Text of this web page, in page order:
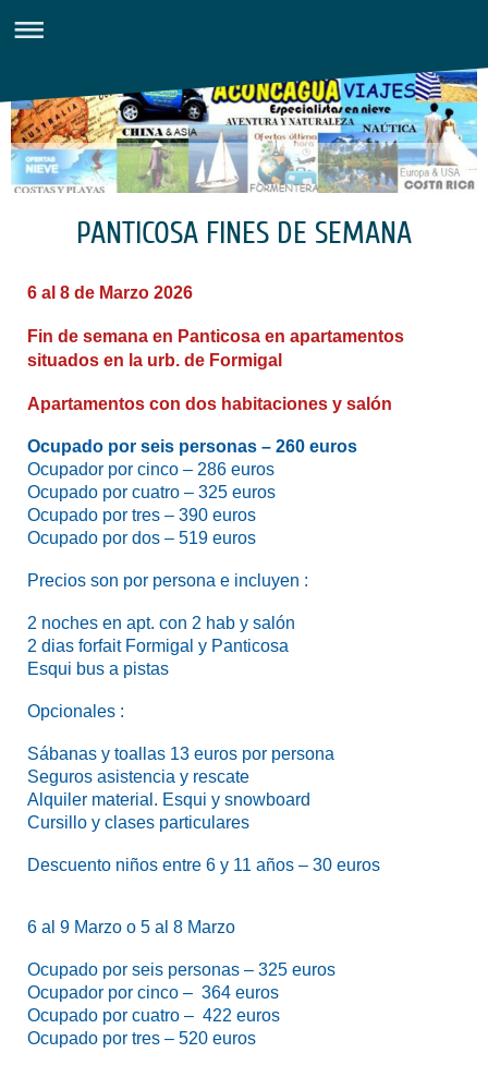
PANTICOSA FINES DE SEMANA
6 al 8 de Marzo 2026
Fin de semana en Panticosa en apartamentos
situados en la urb. de Formigal
Apartamentos con dos habitaciones y salón
Ocupado por seis personas – 260 euros
Ocupador por cinco – 286 euros
Ocupado por cuatro – 325 euros
Ocupado por tres – 390 euros
Ocupado por dos – 519 euros
Precios son por persona e incluyen :
2 noches en apt. con 2 hab y salón
2 dias forfait Formigal y Panticosa
Esqui bus a pistas
Opcionales :
Sábanas y toallas 13 euros por persona
Seguros asistencia y rescate
Alquiler material. Esqui y snowboard
Cursillo y clases particulares
Descuento niños entre 6 y 11 años – 30 euros
6 al 9 Marzo o 5 al 8 Marzo
Ocupado por seis personas – 325 euros
Ocupador por cinco – 364 euros
Ocupado por cuatro – 422 euros
Ocupado por tres – 520 euros